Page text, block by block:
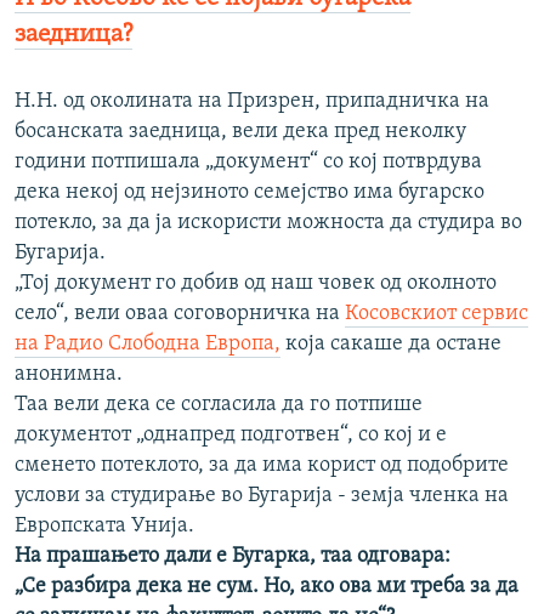
заедница?
Н.Н. од околината на Призрен, припадничка на
босанската заедница, вели дека пред неколку
години потпишала „документ“ со кој потврдува
дека некој од нејзиното семејство има бугарско
потекло, за да ја искористи можноста да студира во
Бугарија.
„Тој документ го добив од наш човек од околното
село“, вели оваа соговорничка на Косовскиот сервис
на Радио Слободна Европа, која сакаше да остане
анонимна.
Таа вели дека се согласила да го потпише
документот „однапред подготвен“, со кој и е
сменето потеклото, за да има корист од подобрите
услови за студирање во Бугарија - земја членка на
Европската Унија.
На прашањето дали е Бугарка, таа одговара:
„Се разбира дека не сум. Но, ако ова ми треба за да